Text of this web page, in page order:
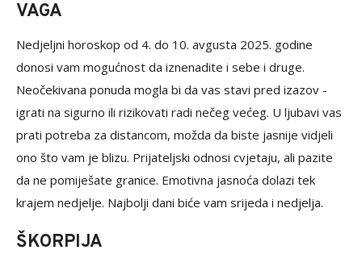
VAGA
Nedjeljni horoskop od 4. do 10. avgusta 2025. godine
donosi vam mogućnost da iznenadite i sebe i druge.
Neočekivana ponuda mogla bi da vas stavi pred izazov -
igrati na sigurno ili rizikovati radi nečeg većeg. U ljubavi vas
prati potreba za distancom, možda da biste jasnije vidjeli
ono što vam je blizu. Prijateljski odnosi cvjetaju, ali pazite
da ne pomiješate granice. Emotivna jasnoća dolazi tek
krajem nedjelje. Najbolji dani biće vam srijeda i nedjelja.
ŠKORPIJA